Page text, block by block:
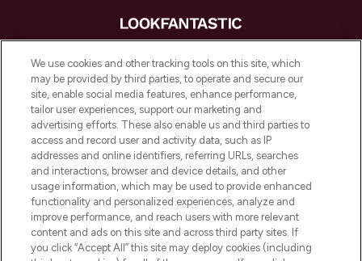
LOOKFANTASTIC is de ultieme online
beautybestemming van Europa, met de
beste huidverzorging, haarproducten en
make-up van meer dan 200 topmerken.
Shop online of via de app, met gratis
verzending vanaf €40.
Cookie-toestemming
Do Not Sell or Share My Personal
Information
HELP & INFORMATIE
We use cookies and other tracking tools on this site, which
may be provided by third parties, to operate and secure our
site, enable social media features, enhance performance,
tailor user experiences, support our marketing and
advertising efforts. These also enable us and third parties to
access and record user and activity data, such as IP
addresses and online identifiers, referring URLs, searches
and interactions, browser and device details, and other
usage information, which may be used to provide enhanced
functionality and personalized experiences, analyze and
improve performance, and reach users with more relevant
content and ads on this site and across third party sites. If
you click “Accept All” this site may deploy cookies (including